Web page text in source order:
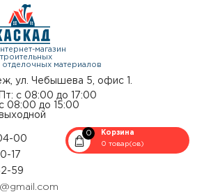
магазин
отделочных материалов
ул. Чебышева 5, офис 1.
с 08:00 до 17:00
08:00 до 15:00
00
17
59
0
Корзина
0 товар(ов)